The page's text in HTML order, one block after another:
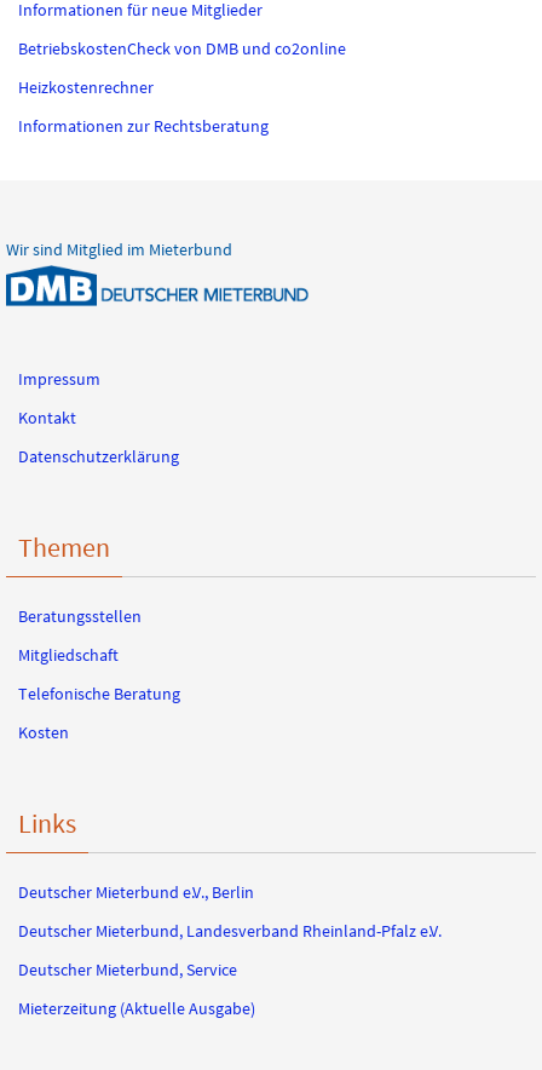
Informationen für neue Mitglieder
BetriebskostenCheck von DMB und co2online
Heizkostenrechner
Informationen zur Rechtsberatung
Wir sind Mitglied im Mieterbund
Impressum
Kontakt
Datenschutzerklärung
Themen
Beratungsstellen
Mitgliedschaft
Telefonische Beratung
Kosten
Links
Deutscher Mieterbund e.V., Berlin
Deutscher Mieterbund, Landesverband Rheinland-Pfalz e.V.
Deutscher Mieterbund, Service
Mieterzeitung (Aktuelle Ausgabe)